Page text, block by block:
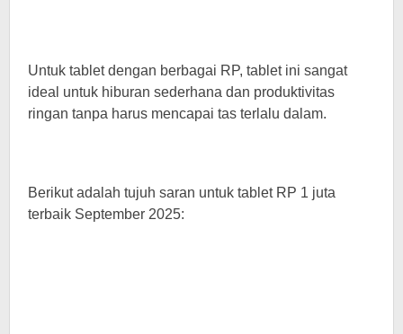
Untuk tablet dengan berbagai RP, tablet ini sangat
ideal untuk hiburan sederhana dan produktivitas
ringan tanpa harus mencapai tas terlalu dalam.
Berikut adalah tujuh saran untuk tablet RP 1 juta
terbaik September 2025: